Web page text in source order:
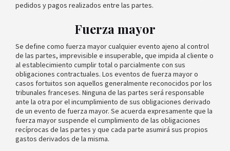
pedidos y pagos realizados entre las partes.
Fuerza mayor
Se define como fuerza mayor cualquier evento ajeno al control
de las partes, imprevisible e insuperable, que impida al cliente o
al establecimiento cumplir total o parcialmente con sus
obligaciones contractuales. Los eventos de fuerza mayor o
casos fortuitos son aquellos generalmente reconocidos por los
tribunales franceses. Ninguna de las partes será responsable
ante la otra por el incumplimiento de sus obligaciones derivado
de un evento de fuerza mayor. Se acuerda expresamente que la
fuerza mayor suspende el cumplimiento de las obligaciones
recíprocas de las partes y que cada parte asumirá sus propios
gastos derivados de la misma.